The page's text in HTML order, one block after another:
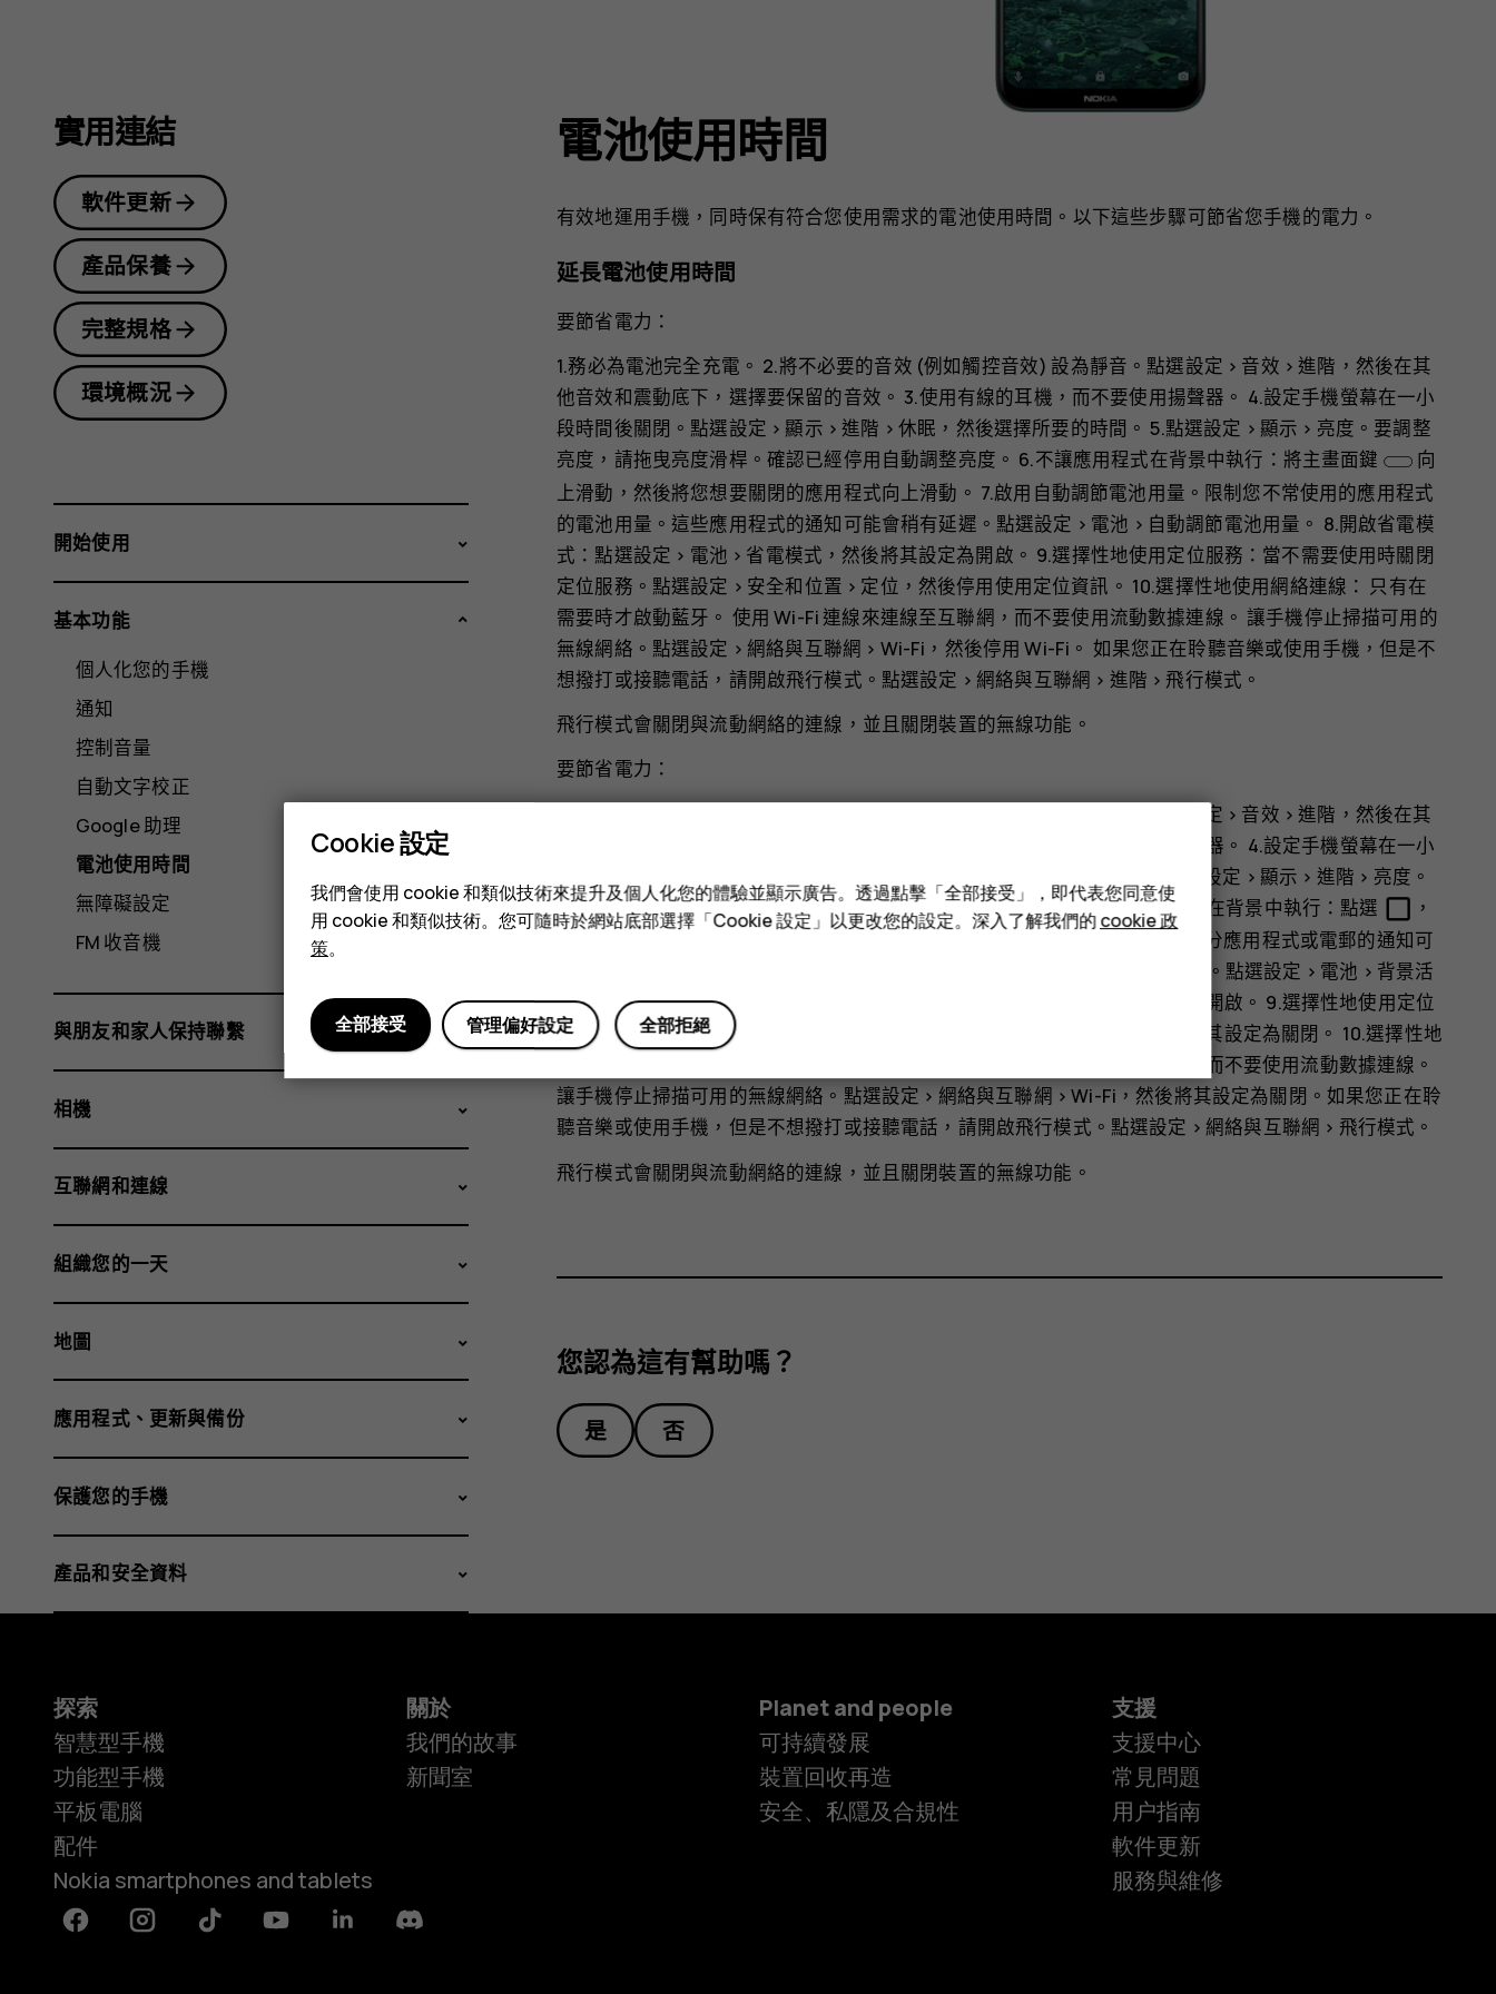
南 電池使用時間
有效地運用手機，同時保有符合您使用需求的電池使用時間。以下這些步驟可節省您手機的電力。
延長電池使用時間
要節省電力：
1.務必為電池完全充電。 2.將不必要的音效 (例如觸控音效) 設為靜音。點選設定 > 音效 >進階 ，然後在其
他音效和震動底下，選擇要保留的音效。 3.使用有線的耳機，而不要使用揚聲器。 4.設定手機螢幕在一小
段時間後關閉。點選設定 > 顯示 >進階 >休眠 ，然後選擇所要的時間。 5.點選設定 > 顯示 > 亮度 。要調整
亮度，請拖曳亮度滑桿。確認已經停用自動調整亮度 。 6.不讓應用程式在背景中執行：將主畫面鍵
向
上滑動，然後將您想要關閉的應用程式向上滑動。 7.啟用 自動調節電池用量 。限制您不常使用的應用程式
的電池用量。這些應用程式的通知可能會稍有延遲。點選設定 > 電池 > 自動調節電池用量 。 8.開啟省電模
式：點選設定 > 電池 > 省電模式 ，然後將其設定為開啟 。 9.選擇性地使用定位服務：當不需要使用時關閉
定位服務。點選設定 > 安全和位置 > 定位 ，然後停用使用定位資訊 。 10.選擇性地使用網絡連線： 只有在
需要時才啟動藍牙。 使用 Wi-Fi 連線來連線至互聯網，而不要使用流動數據連線。 讓手機停止掃描可用的
無線網絡。點選設定 > 網絡與互聯網 > Wi-Fi ，然後停用Wi-Fi 。 如果您正在聆聽音樂或使用手機，但是不
想撥打或接聽電話，請開啟飛行模式。點選設定 > 網絡與互聯網 > 進階 > 飛行模式 。
飛行模式會關閉與流動網絡的連線，並且關閉裝置的無線功能。
要節省電力：
設定 > 音效 >進階 ，然後在其
底下，選擇要保留的音效。 3.使用有線的耳機，而不要使用揚聲器。 4.設定手機螢幕在一小
設定 > 顯示 > 進階 > 亮度 。
要調整亮度，請拖曳亮度滑桿。確認已經停用自動調整亮度。 6.不讓應用程式在背景中執行：點選 check_box_outline_blank ，
然後關閉您不需要的應用程式。 7.啟用背景活動管理工具。啟用此功能後，部分應用程式或電郵的通知可
能無法即時擷取。您可以藉由在白名單中新增或移除應用程式來管理手機電力。點選設定 > 電池 > 背景活
動管理工具。 8.開啟省電模式：點選 開啟 。 9.選擇性地使用定位
服務：當不需要使用時關閉定位服務。點選
，然後將其設定為關閉 。 10.選擇性地
使用網絡連線： 只有在需要時才啟動藍牙。使用 Wi-Fi 連線來連線至互聯網，而不要使用流動數據連線。
讓手機停止掃描可用的無線網絡。點選設定 > 網絡與互聯網 >Wi-Fi ，然後將其設定為關閉 。如果您正在聆
聽音樂或使用手機，但是不想撥打或接聽電話，請開啟飛行模式。點選設定 > 網絡與互聯網 > 飛行模式 。
飛行模式會關閉與流動網絡的連線，並且關閉裝置的無線功能。
您認為這有幫助嗎？
是 否
實用連結
軟件更新
產品保養
完整規格
環境概況
開始使用
基本功能
個人化您的手機
通知
控制音量
自動文字校正
Google 助理
電池使用時間
無障礙設定
FM 收音機
與朋友和家人保持聯繫
相機
互聯網和連線
組織您的一天
地圖
應用程式、更新與備份
保護您的手機
產品和安全資料
探索
智慧型手機
功能型手機
平板電腦
配件
Nokia smartphones and tablets
關於
我們的故事
新聞室
Planet and people
可持續發展
裝置回收再造
安全、私隱及合規性
支援
支援中心
常見問題
用户指南
軟件更新
服務與維修
FacebookInstagramTiktok YoutubeLinkedinDiscord
Cookie 設定
我們會使用 cookie 和類似技術來提升及個人化您的體驗並顯示廣告。透過點擊「全部接受」，即代表您同意使
用 cookie 和類似技術。您可隨時於網站底部選擇「Cookie 設定」以更改您的設定。深入了解我們的cookie 政
策。
全部拒絕
管理偏好設定
全部接受